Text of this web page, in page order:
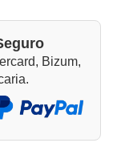
Bizum,